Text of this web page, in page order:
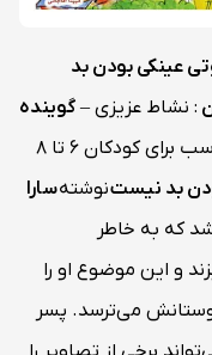
عینکی بودن بد
: نشاط عزیزی – گوینده
مناسب برای کودکان 6 تا 8
بد نیستنوشتهسارا
که به خاطر
و این موضوع او را
می‌ترسد. پسر